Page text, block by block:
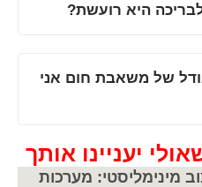
היא רועשת?
גודל של משאבת חום אני
יעניינו אותך
מינימליסטי: מערכות